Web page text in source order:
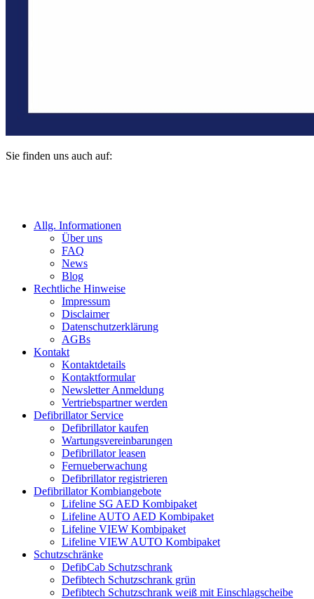
Sie finden uns auch auf:
Allg. Informationen
Über uns
FAQ
News
Blog
Rechtliche Hinweise
Impressum
Disclaimer
Datenschutzerklärung
AGBs
Kontakt
Kontaktdetails
Kontaktformular
Newsletter Anmeldung
Vertriebspartner werden
Defibrillator Service
Defibrillator kaufen
Wartungsvereinbarungen
Defibrillator leasen
Fernueberwachung
Defibrillator registrieren
Defibrillator Kombiangebote
Lifeline SG AED Kombipaket
Lifeline AUTO AED Kombipaket
Lifeline VIEW Kombipaket
Lifeline VIEW AUTO Kombipaket
Schutzschränke
DefibCab Schutzschrank
Defibtech Schutzschrank grün
Defibtech Schutzschrank weiß mit Einschlagscheibe